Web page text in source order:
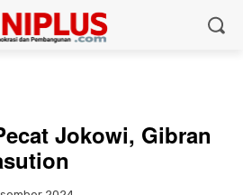
Jokowi, Gibran